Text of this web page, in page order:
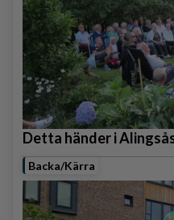
Detta händer i
Backa/Kärra